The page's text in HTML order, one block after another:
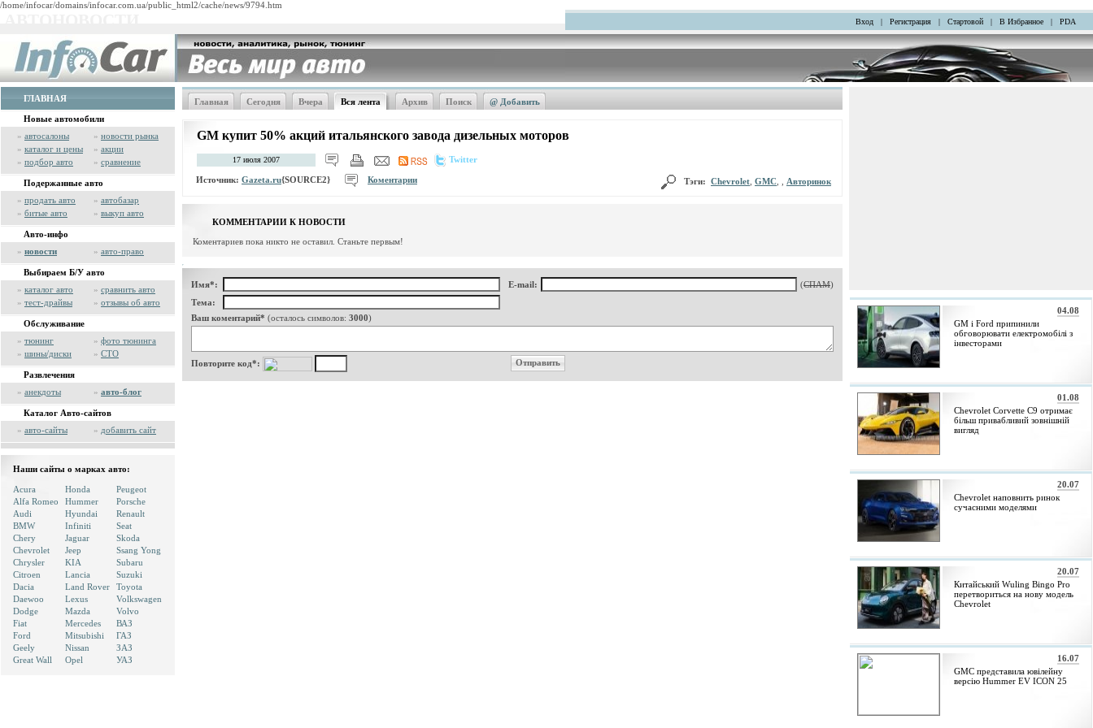
/home/infocar/domains/infocar.com.ua/public_html2/cache/news/9794.htm
Вход | Регистрация | Стартовой | В Избранное | PDA
ГЛАВНАЯ
Новые автомобили
» автосалоны » новости рынка
» каталог и цены » акции
» подбор авто » сравнение
Подержанные авто
» продать авто » автобазар
» битые авто » выкуп авто
Авто-инфо
» новости » авто-право
Выбираем Б/У авто
» каталог авто » сравнить авто
» тест-драйвы » отзывы об авто
Обслуживание
» тюнинг » фото тюнинга
» шины/диски » СТО
Развлечения
» анекдоты » авто-блог
Каталог Авто-сайтов
» авто-сайты » добавить сайт
Наши сайты о марках авто:
Acura
Alfa Romeo
Audi
BMW
Chery
Chevrolet
Chrysler
Citroen
Dacia
Daewoo
Dodge
Fiat
Ford
Geely
Great Wall
Honda
Hummer
Hyundai
Infiniti
Jaguar
Jeep
KIA
Lancia
Land Rover
Lexus
Mazda
Mercedes
Mitsubishi
Nissan
Opel
Peugeot
Porsche
Renault
Seat
Skoda
Ssang Yong
Subaru
Suzuki
Toyota
Volkswagen
Volvo
ВАЗ
ГАЗ
ЗАЗ
УАЗ
Главная Сегодня Вчера Вся лента Архив Поиск @ Добавить
GM купит 50% акций итальянского завода дизельных моторов
17 июля 2007 Twitter
Источник: Gazeta.ru{SOURCE2} Коментарии Тэги: Chevrolet GMC Авторинок
КОММЕНТАРИИ К НОВОСТИ
Коментариев пока никто не оставил. Станьте первым!
Имя*: E-mail: (СПАМ)
Тема:
Ваш коментарий* (осталось символов: 3000)
Повторите код*:
04.08
GM і Ford припинили
обговорювати електромобілі з
інвесторами
01.08
Chevrolet Corvette C9 отримає
більш привабливий зовнішній
вигляд
20.07
Chevrolet наповнить ринок
сучасними моделями
20.07
Китайський Wuling Bingo Pro
перетвориться на нову модель
Chevrolet
16.07
GMC представила ювілейну
версію Hummer EV ICON 25